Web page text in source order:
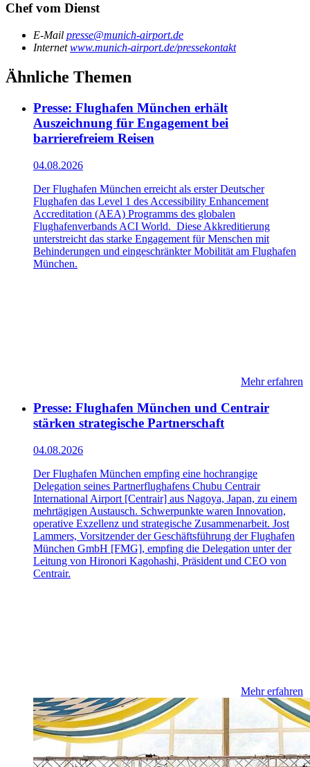
Chef vom Dienst
E-Mail presse@munich-airport.de
Internet www.munich-airport.de/pressekontakt
Ähnliche Themen
Presse: Flughafen München erhält
Auszeichnung für Engagement bei
barrierefreiem Reisen
04.08.2026
Der Flughafen München erreicht als erster Deutscher
Flughafen das Level 1 des Accessibility Enhancement
Accreditation (AEA) Programms des globalen
Flughafenverbands ACI World. Diese Akkreditierung
unterstreicht das starke Engagement für Menschen mit
Behinderungen und eingeschränkter Mobilität am Flughafen
München.
Mehr erfahren
Presse: Flughafen München und Centrair
stärken strategische Partnerschaft
04.08.2026
Der Flughafen München empfing eine hochrangige
Delegation seines Partnerflughafens Chubu Centrair
International Airport [Centrair] aus Nagoya, Japan, zu einem
mehrtägigen Austausch. Schwerpunkte waren Innovation,
operative Exzellenz und strategische Zusammenarbeit. Jost
Lammers, Vorsitzender der Geschäftsführung der Flughafen
München GmbH [FMG], empfing die Delegation unter der
Leitung von Hironori Kagohashi, Präsident und CEO von
Centrair.
Mehr erfahren